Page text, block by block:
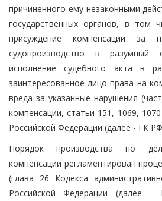
причиненного ему незаконными
государственных органов, в том
присуждение компенсации за
судопроизводство в
исполнение судебного акта в
заинтересованное лицо права на
вреда за указанные нарушения
компенсации, статьи 151, 1069,
Российской Федерации (далее - ГК
Порядок производства по
компенсации регламентирован
(глава 26 Кодекса
Российской Федерации (далее